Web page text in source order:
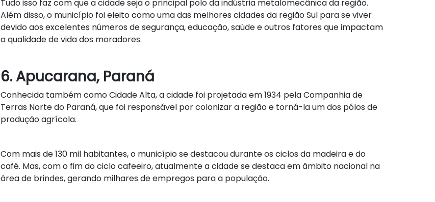
Tudo isso faz com que a cidade seja o principal polo da indústria metalomecânica da região.
Além disso, o município foi eleito como uma das melhores cidades da região Sul para se viver
devido aos excelentes números de segurança, educação, saúde e outros fatores que impactam
a qualidade de vida dos moradores.
6. Apucarana, Paraná
Conhecida também como Cidade Alta, a cidade foi projetada em 1934 pela Companhia de
Terras Norte do Paraná, que foi responsável por colonizar a região e torná-la um dos pólos de
produção agrícola.
Com mais de 130 mil habitantes, o município se destacou durante os ciclos da madeira e do
café. Mas, com o fim do ciclo cafeeiro, atualmente a cidade se destaca em âmbito nacional na
área de brindes, gerando milhares de empregos para a população.